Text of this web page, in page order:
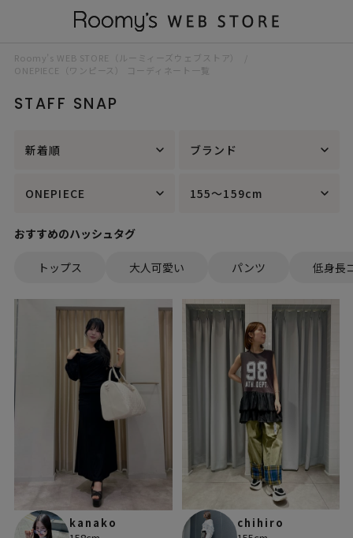
Roomy’s WEB STORE（ルーミィーズウェブストア）
ONEPIECE（ワンピース） コーディネート一覧
STAFF SNAP
新着順 ブランド
ONEPIECE 155～159cm
おすすめのハッシュタグ
トップス 大人可愛い パンツ 低身長
kanako
chihiro